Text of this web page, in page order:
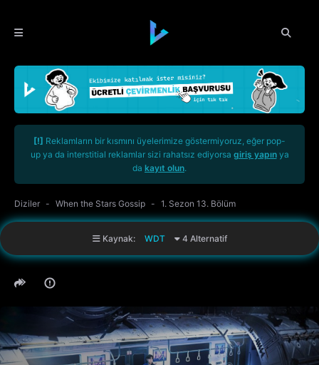
[!] Reklamların bir kısmını üyelerimize göstermiyoruz, eğer pop-
up ya da interstitial reklamlar sizi rahatsız ediyorsa giriş yapınya
da kayıt olun.
Diziler When the Stars Gossip 1. Sezon 13. Bölüm
Kaynak: WDT 4 Alternatif